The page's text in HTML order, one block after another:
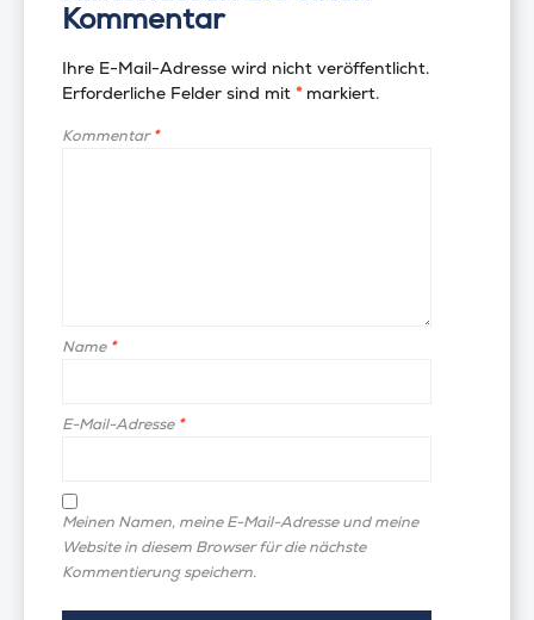
Kommentar
Ihre E-Mail-Adresse wird nicht veröffentlicht.
Erforderliche Felder sind mit *markiert.
Kommentar*
Name *
E-Mail-Adresse *
Meinen Namen, meine E-Mail-Adresse und meine
Website in diesem Browser für die nächste
Kommentierung speichern.